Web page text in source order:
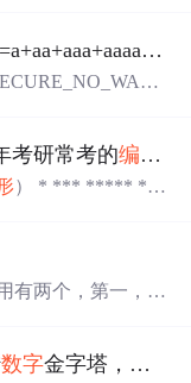
的前5项之和，其中a是一个
考研常考的编程
） * *** ***** ***
有两个，第一，判
的，就开始最大
数字金字塔，彻底搞懂for循环嵌套